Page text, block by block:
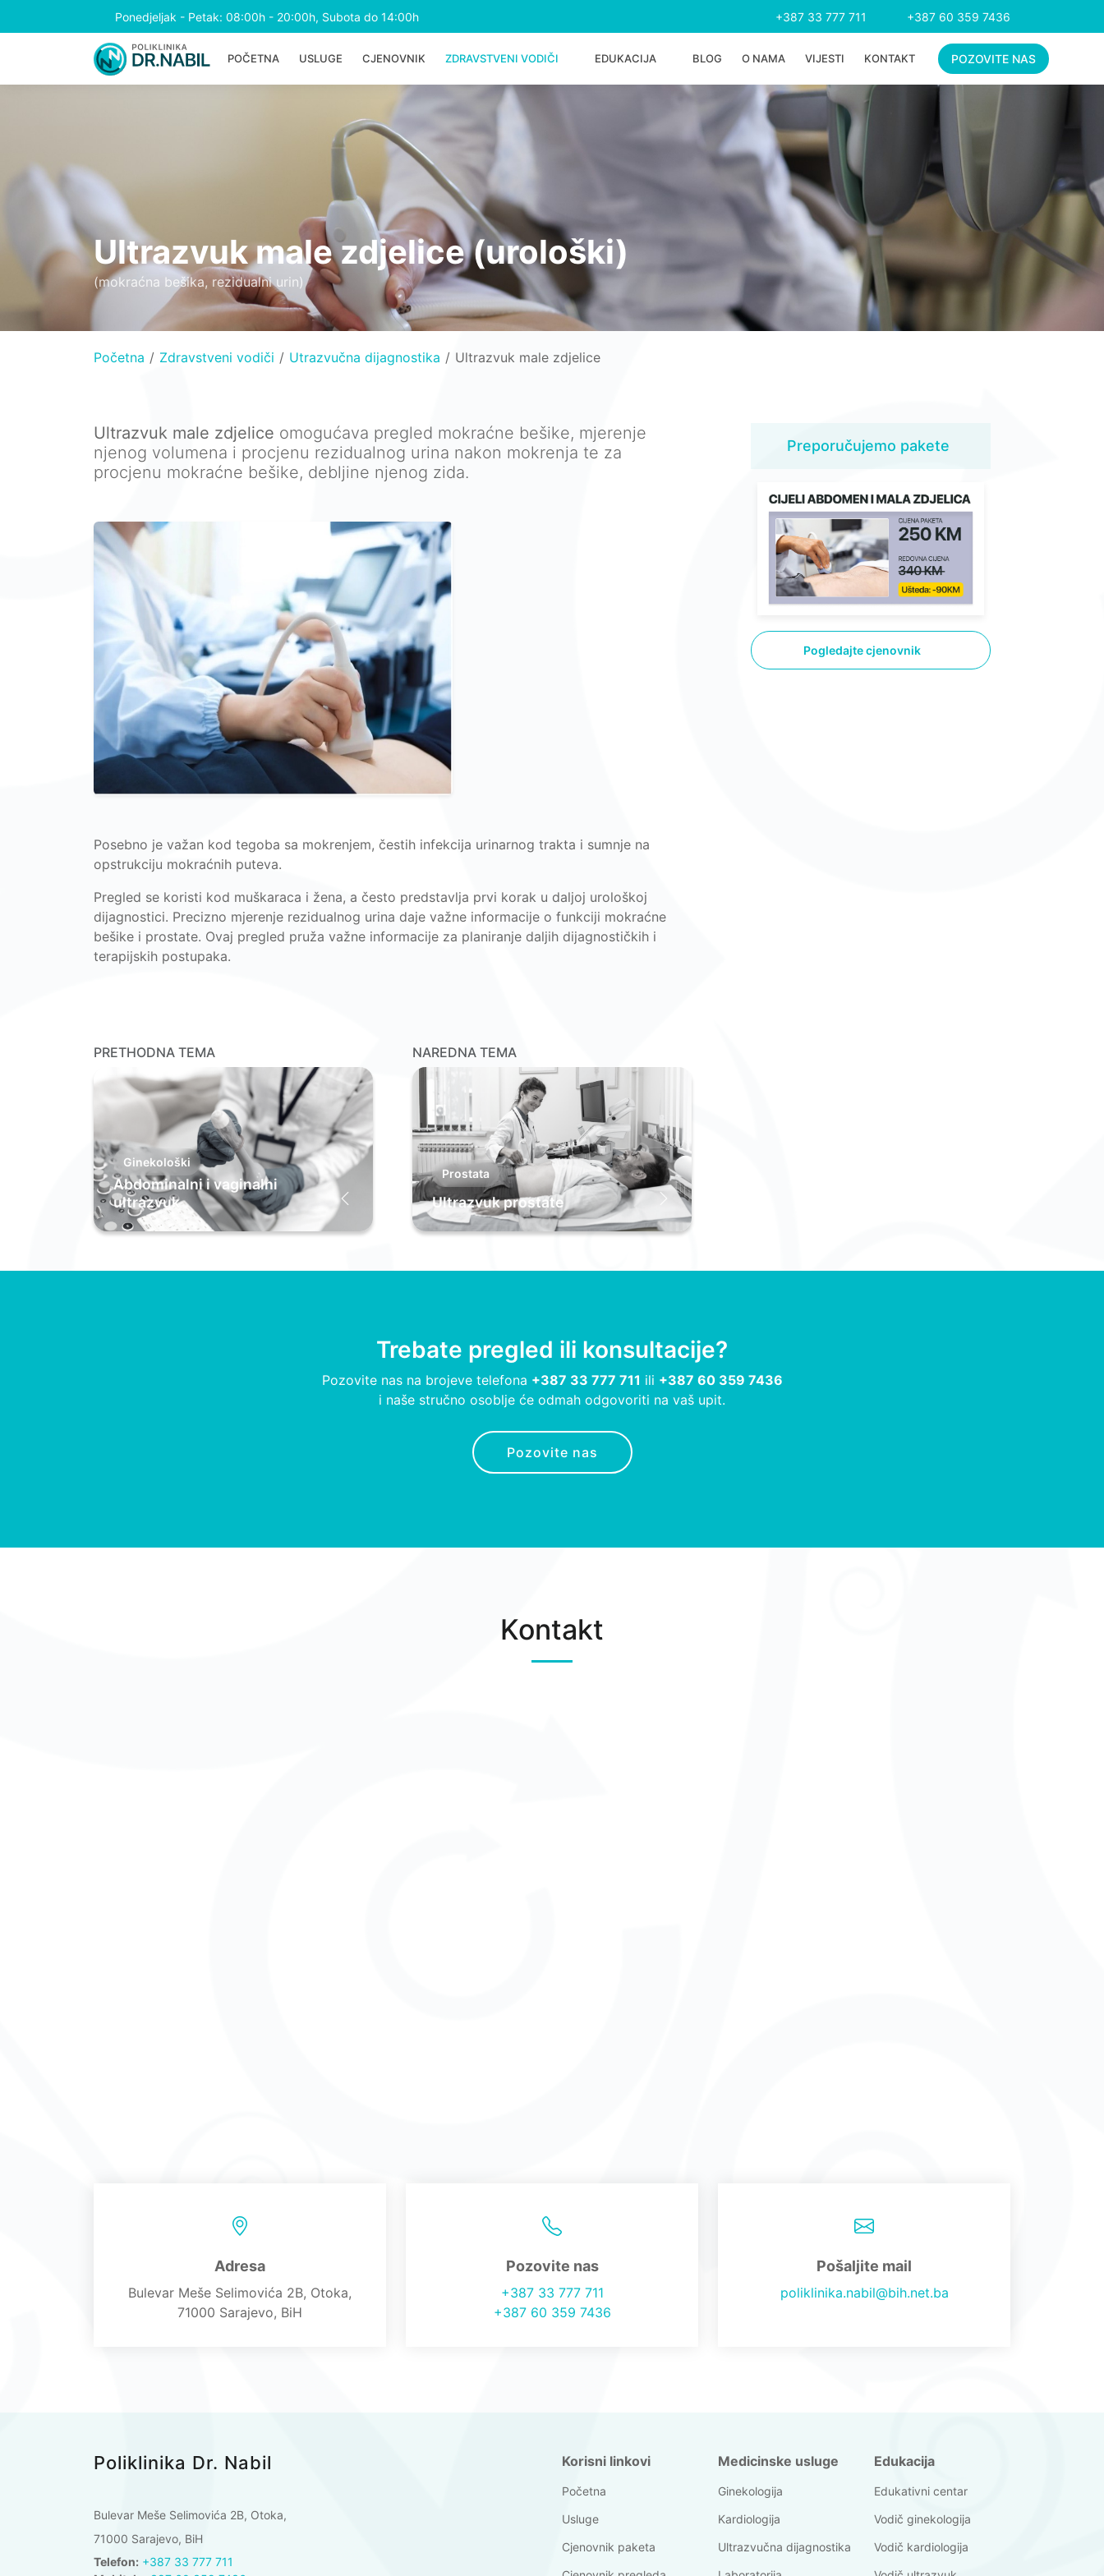
Ponedjeljak - Petak: 08:00h - 20:00h, Subota do 14:00h +387 33 777 711 +387 60 359 7436
POČETNA USLUGE CJENOVNIK ZDRAVSTVENI VODIČI EDUKACIJA BLOG O NAMA VIJESTI KONTAKT POZOVITE NAS
Ultrazvuk male zdjelice (urološki)
(mokraćna bešika, rezidualni urin)
Početna Zdravstveni vodiči Utrazvučna dijagnostika Ultrazvuk male zdjelice
Ultrazvuk male zdjelice omogućava pregled mokraćne bešike, mjerenje
njenog volumena i procjenu rezidualnog urina nakon mokrenja te za
procjenu mokraćne bešike, debljine njenog zida.
Posebno je važan kod tegoba sa mokrenjem, čestih infekcija urinarnog trakta i sumnje na
opstrukciju mokraćnih puteva.
Pregled se koristi kod muškaraca i žena, a često predstavlja prvi korak u daljoj urološkoj
dijagnostici. Precizno mjerenje rezidualnog urina daje važne informacije o funkciji mokraćne
bešike i prostate. Ovaj pregled pruža važne informacije za planiranje daljih dijagnostičkih i
terapijskih postupaka.
PRETHODNA TEMA
Ginekološki
Abdominalni i vaginalni
ultrazvuk
NAREDNA TEMA
Prostata
Ultrazvuk prostate
Preporučujemo pakete
Pogledajte cjenovnik
Trebate pregled ili konsultacije?
Pozovite nas na brojeve telefona +387 33 777 711 ili +387 60 359 7436
i naše stručno osoblje će odmah odgovoriti na vaš upit.
Pozovite nas
Kontakt
Adresa
Bulevar Meše Selimovića 2B, Otoka,
71000 Sarajevo, BiH
Pozovite nas
+387 33 777 711
+387 60 359 7436
Pošaljite mail
poliklinika.nabil@bih.net.ba
Poliklinika Dr. Nabil
Bulevar Meše Selimovića 2B, Otoka,
71000 Sarajevo, BiH
Telefon: +387 33 777 711
Korisni linkovi
Početna
Usluge
Cjenovnik paketa
Medicinske usluge
Ginekologija
Kardiologija
Ultrazvučna dijagnostika
Edukacija
Edukativni centar
Vodič ginekologija
Vodič kardiologija